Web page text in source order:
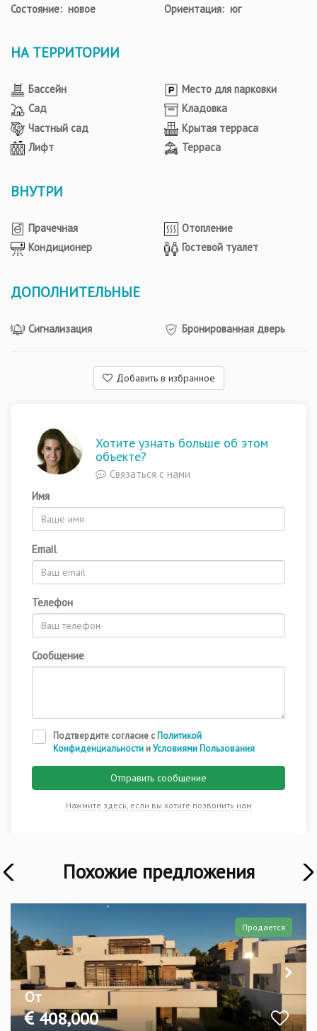
Состояние: новое
Ориентация: юг
НА ТЕРРИТОРИИ
Бассейн
Сад
Частный сад
Лифт
Место для парковки
Кладовка
Крытая терраса
Терраса
ВНУТРИ
Прачечная
Кондиционер
Отопление
Гостевой туалет
ДОПОЛНИТЕЛЬНЫЕ
Сигнализация Бронированная дверь
Добавить в избранное
Хотите узнать больше об этом
объекте?
Связаться с нами
Имя
Email
Телефон
Сообщение
Подтвердите согласие с Политикой
Конфиденциальности иУсловиями Пользования
Отправить сообщение
Нажмите здесь, если вы хотите позвонить нам
Похожие предложения
Продается
От
408,000